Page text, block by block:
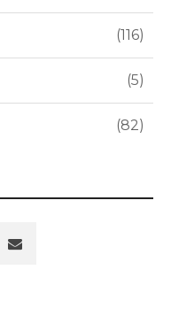
116
5
82